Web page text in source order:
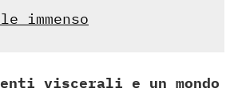
immenso
viscerali e un mondo